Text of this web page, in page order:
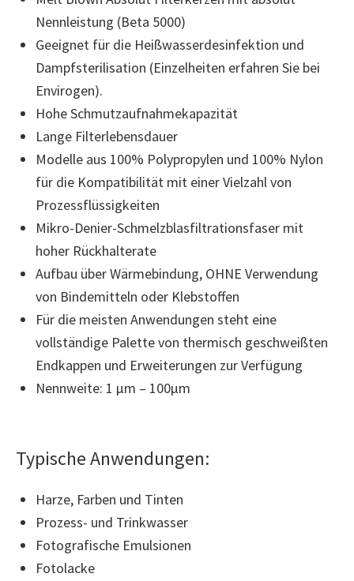
Nennleistung (Beta 5000)
Geeignet für die Heißwasserdesinfektion und
Dampfsterilisation (Einzelheiten erfahren Sie bei
Envirogen).
Hohe Schmutzaufnahmekapazität
Lange Filterlebensdauer
Modelle aus 100% Polypropylen und 100% Nylon
für die Kompatibilität mit einer Vielzahl von
Prozessflüssigkeiten
Mikro-Denier-Schmelzblasfiltrationsfaser mit
hoher Rückhalterate
Aufbau über Wärmebindung, OHNE Verwendung
von Bindemitteln oder Klebstoffen
Für die meisten Anwendungen steht eine
vollständige Palette von thermisch geschweißten
Endkappen und Erweiterungen zur Verfügung
Nennweite: 1 µm – 100µm
Typische Anwendungen:
Harze, Farben und Tinten
Prozess- und Trinkwasser
Fotografische Emulsionen
Fotolacke